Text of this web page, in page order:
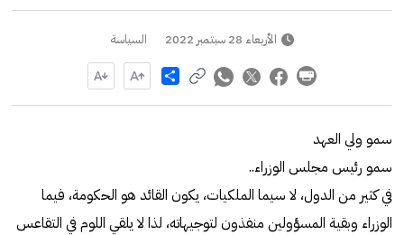
الأربعاء 28 سبتمبر 2022 السياسة
Share
سمو ولي العهد
سمو رئيس مجلس الوزراء..
في كثير من الدول، لا سيما الملكيات، يكون القائد هو الحكومة، فيما
الوزراء وبقية المسؤولين منفذون لتوجيهاته، لذا لا يلقي اللوم في التقاعس